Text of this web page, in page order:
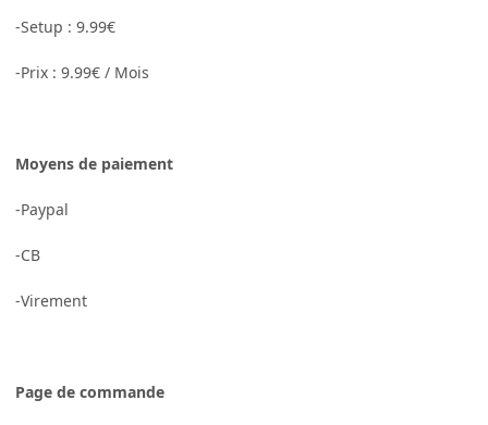
-Setup : 9.99€
-Prix : 9.99€ / Mois
Moyens de paiement
-Paypal
-CB
-Virement
Page de commande